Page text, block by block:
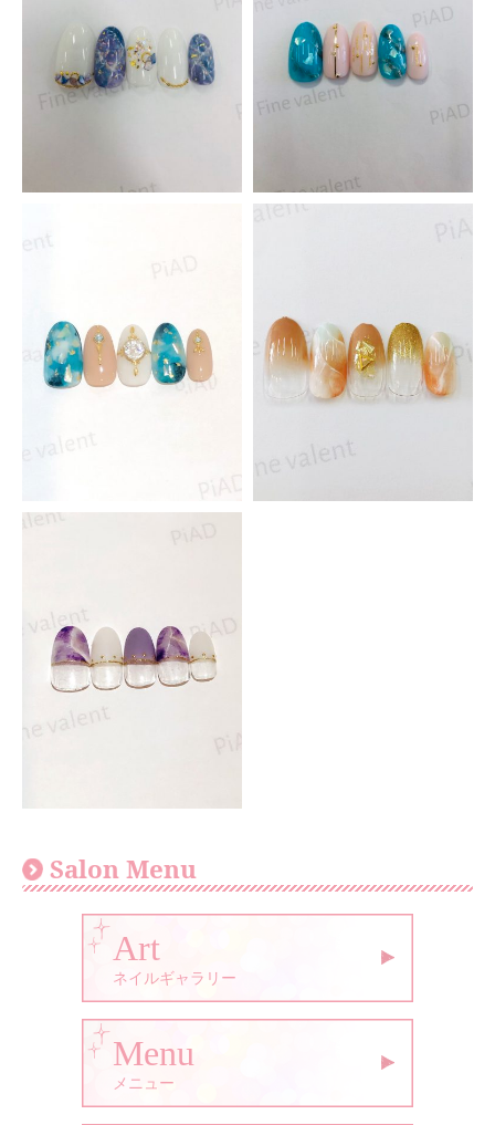
Salon Menu
Art
ネイルギャラリー
Menu
メニュー